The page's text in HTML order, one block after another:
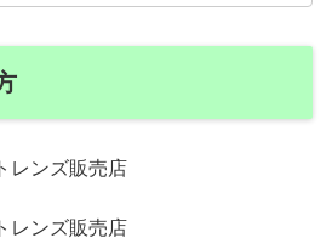
レンズ販売店
レンズ販売店